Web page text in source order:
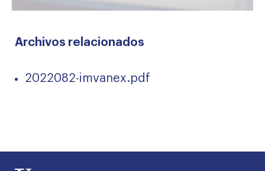
Archivos relacionados
2022082-imvanex.pdf